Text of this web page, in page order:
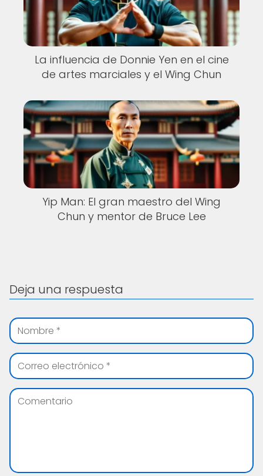
La influencia de Donnie Yen en el cine
de artes marciales y el Wing Chun
Yip Man: El gran maestro del Wing
Chun y mentor de Bruce Lee
Deja una respuesta